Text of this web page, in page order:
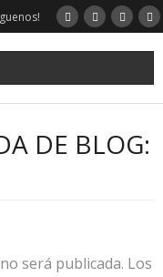
DE BLOG:
será publicada. Los